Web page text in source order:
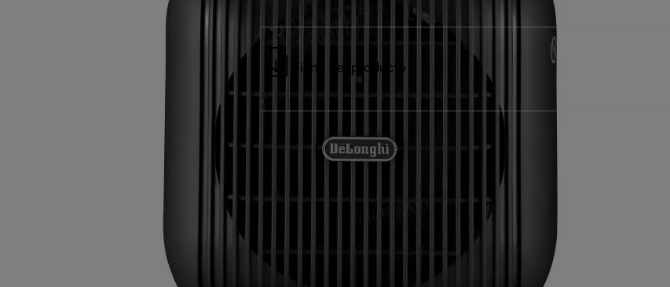
Ficha del producto